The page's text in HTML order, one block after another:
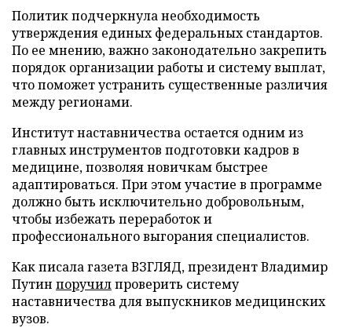
Политик подчеркнула необходимость
утверждения единых федеральных стандартов.
По ее мнению, важно законодательно закрепить
порядок организации работы и систему выплат,
что поможет устранить существенные различия
между регионами.
Институт наставничества остается одним из
главных инструментов подготовки кадров в
медицине, позволяя новичкам быстрее
адаптироваться. При этом участие в программе
должно быть исключительно добровольным,
чтобы избежать переработок и
профессионального выгорания специалистов.
Как писала газета ВЗГЛЯД, президент Владимир
Путин поручилпроверить систему
наставничества для выпускников медицинских
вузов.